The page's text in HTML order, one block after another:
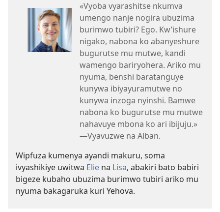
«Vyoba vyarashitse nkumva
umengo nanje nogira ubuzima
burimwo tubiri? Ego. Kw’ishure
nigako, nabona ko abanyeshure
bugurutse mu mutwe, kandi
wamengo bariryohera. Ariko mu
nyuma, benshi baratanguye
kunywa ibiyayuramutwe no
kunywa inzoga nyinshi. Bamwe
nabona ko bugurutse mu mutwe
nahavuye mbona ko ari ibijuju.»​
—Vyavuzwe na Alban.
Wipfuza kumenya ayandi makuru, soma
ivyashikiye uwitwa Elie na Lisa, abakiri bato babiri
bigeze kubaho ubuzima burimwo tubiri ariko mu
nyuma bakagaruka kuri Yehova.